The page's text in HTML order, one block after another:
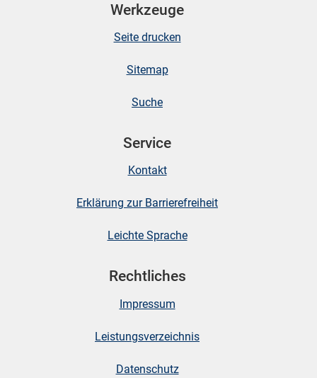
Werkzeuge
Seite drucken
Sitemap
Suche
Service
Kontakt
Erklärung zur Barrierefreiheit
Leichte Sprache
Rechtliches
Impressum
Leistungsverzeichnis
Datenschutz